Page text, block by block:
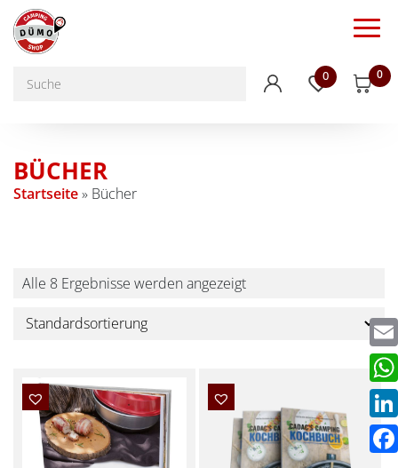
0 0
BÜCHER
Startseite» Bücher
Alle 8 Ergebnisse werden angezeigt